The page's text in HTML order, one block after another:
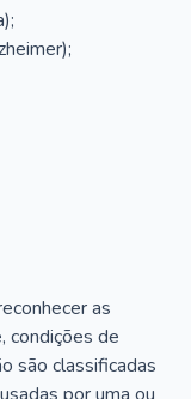
as
condições de
são classificadas